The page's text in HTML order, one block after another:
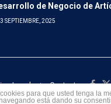
de Negocio de
3 SEPTIEMBRE, 2025
Legal Contacto
para que usted tenga la
está dando su